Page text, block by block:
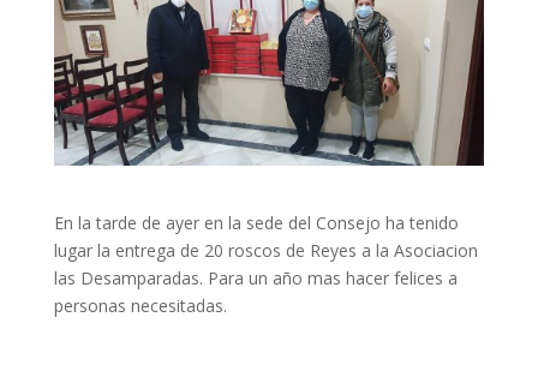
En la tarde de ayer en la sede del Consejo ha tenido
lugar la entrega de 20 roscos de Reyes a la Asociacion
las Desamparadas. Para un año mas hacer felices a
personas necesitadas.